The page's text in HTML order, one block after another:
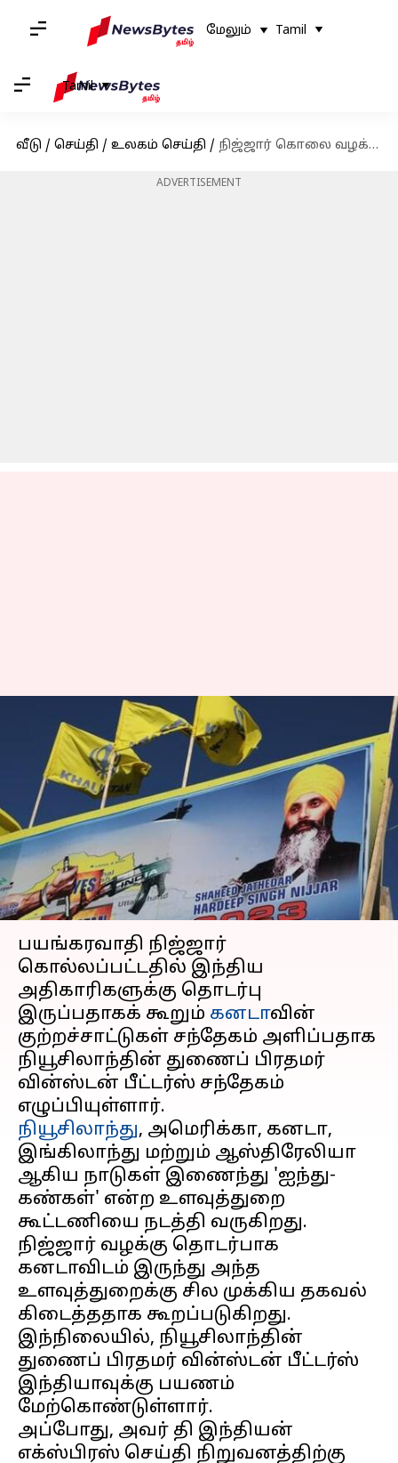
மேலும் Tamil
Tamil
வீடு / செய்தி / உலகம் செய்தி / நிஜ்ஜார் கொலை வழக்கில் கனடாவின் ஆதாரங்களை சந்தேகிக்கிறது நியூசிலாந்து
ADVERTISEMENT
நிஜ்ஜார் கொலை
வழக்கில் கனடாவின்
ஆதாரங்களை
சந்தேகிக்கிறது
நியூசிலாந்து
எழுதியவர் Sindhuja SM Mar 13, 2024 10:56 am
செய்தி முன்னோட்டம்
பயங்கரவாதி நிஜ்ஜார்
கொல்லப்பட்டதில் இந்திய
அதிகாரிகளுக்கு தொடர்பு
இருப்பதாகக் கூறும் கனடாவின்
குற்றச்சாட்டுகள் சந்தேகம் அளிப்பதாக
நியூசிலாந்தின் துணைப் பிரதமர்
வின்ஸ்டன் பீட்டர்ஸ் சந்தேகம்
நியூசிலாந்து, அமெரிக்கா, கனடா,
இங்கிலாந்து மற்றும் ஆஸ்திரேலியா
ஆகிய நாடுகள் இணைந்து 'ஐந்து-
கண்கள்' என்ற உளவுத்துறை
கூட்டணியை நடத்தி வருகிறது.
நிஜ்ஜார் வழக்கு தொடர்பாக
கனடாவிடம் இருந்து அந்த
உளவுத்துறைக்கு சில முக்கிய தகவல்
கிடைத்ததாக கூறப்படுகிறது.
இந்நிலையில், நியூசிலாந்தின்
துணைப் பிரதமர் வின்ஸ்டன் பீட்டர்ஸ்
இந்தியாவுக்கு பயணம்
மேற்கொண்டுள்ளார்.
அப்போது, அவர் தி இந்தியன்
எக்ஸ்பிரஸ் செய்தி நிறுவனத்திற்கு